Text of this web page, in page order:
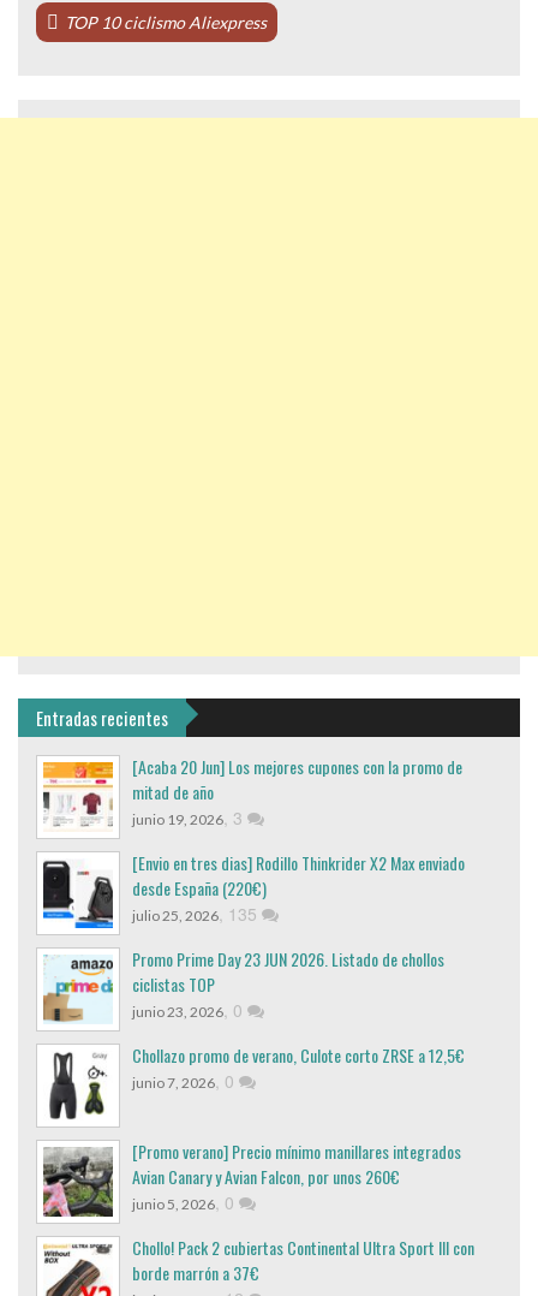
TOP 10 ciclismo Aliexpress
Entradas recientes
[Acaba 20 Jun] Los mejores cupones con la promo de
mitad de año
junio 19, 2026, 3
[Envio en tres dias] Rodillo Thinkrider X2 Max enviado
desde España (220€)
julio 25, 2026, 135
Promo Prime Day 23 JUN 2026. Listado de chollos
ciclistas TOP
junio 23, 2026, 0
Chollazo promo de verano, Culote corto ZRSE a 12,5€
junio 7, 2026, 0
[Promo verano] Precio mínimo manillares integrados
Avian Canary y Avian Falcon, por unos 260€
junio 5, 2026, 0
Chollo! Pack 2 cubiertas Continental Ultra Sport III con
borde marrón a 37€